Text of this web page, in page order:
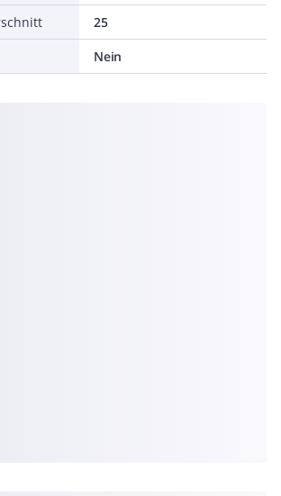
25
Nein